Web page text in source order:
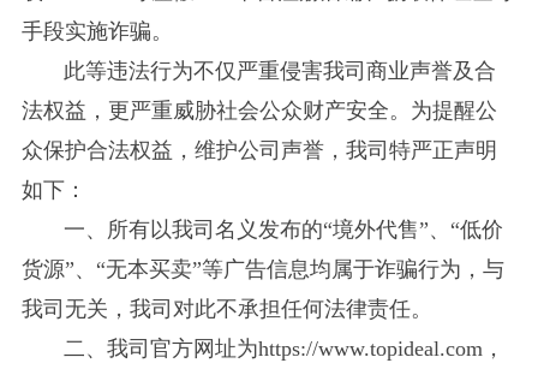
手段实施诈骗。
此等违法行为不仅严重侵害我司商业声誉及合
法权益，更严重威胁社会公众财产安全。为提醒公
众保护合法权益，维护公司声誉，我司特严正声明
如下：
一、所有以我司名义发布的“境外代售”、“低价
货源”、“无本买卖”等广告信息均属于诈骗行为，与
我司无关，我司对此不承担任何法律责任。
二、我司官方网址为https://www.topideal.com，